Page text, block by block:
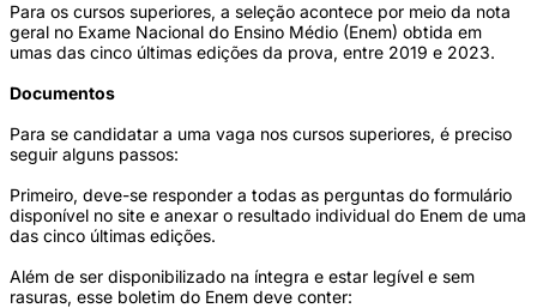
Para os cursos superiores, a seleção acontece por meio da nota
geral no Exame Nacional do Ensino Médio (Enem) obtida em
umas das cinco últimas edições da prova, entre 2019 e 2023.
Documentos
Para se candidatar a uma vaga nos cursos superiores, é preciso
seguir alguns passos:
Primeiro, deve-se responder a todas as perguntas do formulário
disponível no site e anexar o resultado individual do Enem de uma
das cinco últimas edições.
Além de ser disponibilizado na íntegra e estar legível e sem
rasuras, esse boletim do Enem deve conter: